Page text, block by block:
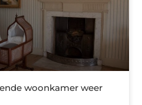
woonkamer weer